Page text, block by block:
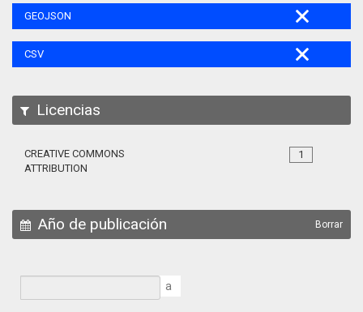
GEOJSON
CSV
Licencias
1
CREATIVE COMMONS
ATTRIBUTION
Año de publicación Borrar
a